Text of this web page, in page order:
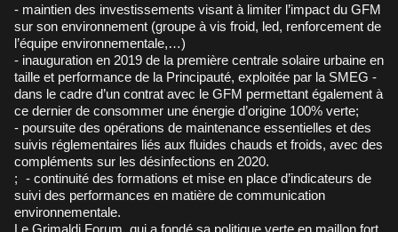
- maintien des investissements visant à limiter l’impact du GFM
sur son environnement (groupe à vis froid, led, renforcement de
l’équipe environnementale,…)
- inauguration en 2019 de la première centrale solaire urbaine en
taille et performance de la Principauté, exploitée par la SMEG -
dans le cadre d’un contrat avec le GFM permettant également à
ce dernier de consommer une énergie d’origine 100% verte;
- poursuite des opérations de maintenance essentielles et des
suivis réglementaires liés aux fluides chauds et froids, avec des
compléments sur les désinfections en 2020.
; - continuité des formations et mise en place d’indicateurs de
suivi des performances en matière de communication
environnementale.